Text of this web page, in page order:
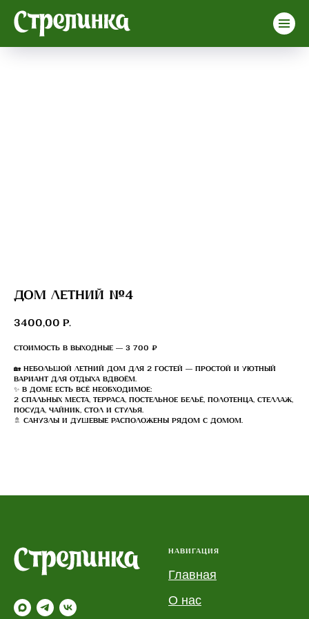
Дом летний №4
3400,00 р.
Стоимость в выходные — 3 700 ₽
🏡 Небольшой летний дом для 2 гостей — простой и уютный
вариант для отдыха вдвоём.
✨ В доме есть всё необходимое:
2 спальных места, терраса, постельное бельё, полотенца, стеллаж,
посуда, чайник, стол и стулья.
🚿 Санузлы и душевые расположены рядом с домом.
НАВИГАЦИЯ
Главная
О нас